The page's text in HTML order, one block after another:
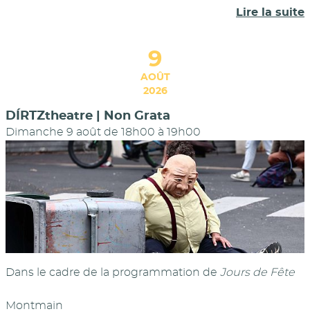
Lire la suite
9
AOÛT
2026
DÍRTZtheatre | Non Grata
Dimanche 9 août de 18h00 à 19h00
Dans le cadre de la programmation de Jours de Fête
Montmain